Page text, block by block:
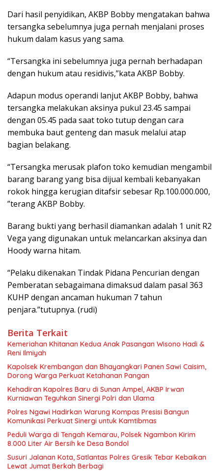
Dari hasil penyidikan, AKBP Bobby mengatakan bahwa
tersangka sebelumnya juga pernah menjalani proses
hukum dalam kasus yang sama.
“Tersangka ini sebelumnya juga pernah berhadapan
dengan hukum atau residivis,”kata AKBP Bobby.
Adapun modus operandi lanjut AKBP Bobby, bahwa
tersangka melakukan aksinya pukul 23.45 sampai
dengan 05.45 pada saat toko tutup dengan cara
membuka baut genteng dan masuk melalui atap
bagian belakang.
“Tersangka merusak plafon toko kemudian mengambil
barang barang yang bisa dijual kembali kebanyakan
rokok hingga kerugian ditafsir sebesar Rp.100.000.000,
”terang AKBP Bobby.
Barang bukti yang berhasil diamankan adalah 1 unit R2
Vega yang digunakan untuk melancarkan aksinya dan
Hoody warna hitam.
“Pelaku dikenakan Tindak Pidana Pencurian dengan
Pemberatan sebagaimana dimaksud dalam pasal 363
KUHP dengan ancaman hukuman 7 tahun
penjara.”tutupnya. (rudi)
Berita Terkait
Kemeriahan Khitanan Kedua Anak Pasangan Wisono Hadi &
Reni Ilmiyah
Kapolsek Krembangan dan Bhayangkari Panen Sawi Caisim,
Dorong Warga Perkuat Ketahanan Pangan
Kehadiran Kapolres Baru di Sunan Ampel, AKBP Irwan
Kurniawan Teguhkan Sinergi Polri dan Ulama
Polres Ngawi Hadirkan Warung Kompas Presisi Bangun
Komunikasi Perkuat Sinergi untuk Kamtibmas
Peduli Warga di Tengah Kemarau, Polsek Ngambon Kirim
8.000 Liter Air Bersih ke Desa Bondol
Susuri Jalanan Kota, Satlantas Polres Gresik Tebar Kebaikan
Lewat Jumat Berkah Berbagi